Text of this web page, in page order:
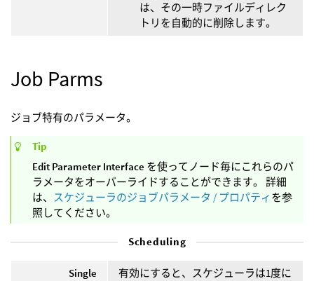
は、その一時ファイルディレク
トリを自動的に削除します。
Job Parms
ジョブ特有のパラメータ。
Tip
Edit Parameter Interface を使ってノード毎にこれらのパ
ラメータをオーバーライドすることができます。 詳細
は、 スケジューラのジョブパラメータ / プロパティ を参
照してください。
Scheduling
Single
有効にすると、スケジューラは1度に